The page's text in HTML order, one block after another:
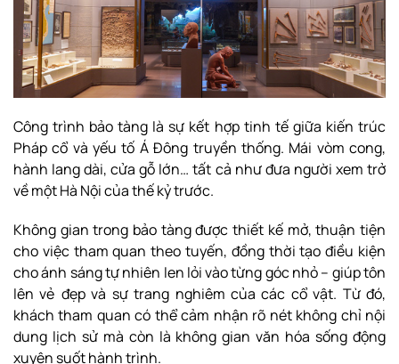
Công trình bảo tàng là sự kết hợp tinh tế giữa kiến trúc
Pháp cổ và yếu tố Á Đông truyền thống. Mái vòm cong,
hành lang dài, cửa gỗ lớn… tất cả như đưa người xem trở
về một Hà Nội của thế kỷ trước.
Không gian trong bảo tàng được thiết kế mở, thuận tiện
cho việc tham quan theo tuyến, đồng thời tạo điều kiện
cho ánh sáng tự nhiên len lỏi vào từng góc nhỏ – giúp tôn
lên vẻ đẹp và sự trang nghiêm của các cổ vật. Từ đó,
khách tham quan có thể cảm nhận rõ nét không chỉ nội
dung lịch sử mà còn là không gian văn hóa sống động
xuyên suốt hành trình.